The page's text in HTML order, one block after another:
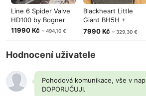
Line 6 Spider Valve
HD100 by Bogner
11990 Kč ~ 494,10 €
Blackheart Little
Giant BH5H +
Blackheart 1×1
7990 Kč ~ 329,30 €
Hodnocení uživatele
Pohodová komunikace, vše v
DOPORUČUJI.